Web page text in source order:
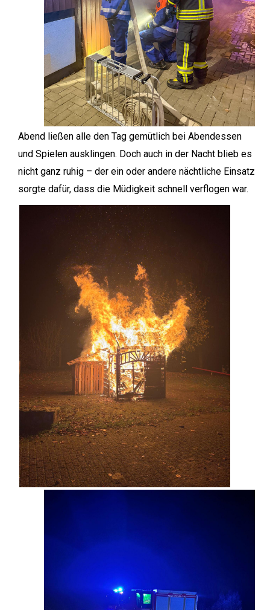
Abend ließen alle den Tag gemütlich bei Abendessen
und Spielen ausklingen. Doch auch in der Nacht blieb es
nicht ganz ruhig – der ein oder andere nächtliche Einsatz
sorgte dafür, dass die Müdigkeit schnell verflogen war.